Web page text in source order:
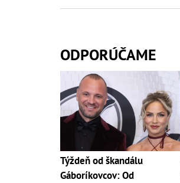
ODPORÚČAME
Týždeň od škandálu
Gáboríkovcov: Od